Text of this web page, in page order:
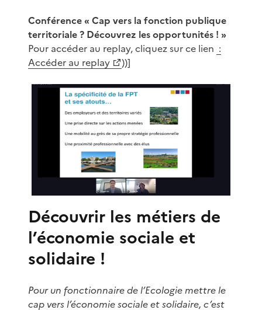
Conférence « Cap vers la fonction publique
territoriale ? Découvrez les opportunités ! »
Pour accéder au replay, cliquez sur ce lien :
Accéder au replay
))]
Découvrir les métiers de
l’économie sociale et
solidaire !
Pour un fonctionnaire de l’Ecologie mettre le
cap vers l’économie sociale et solidaire, c’est